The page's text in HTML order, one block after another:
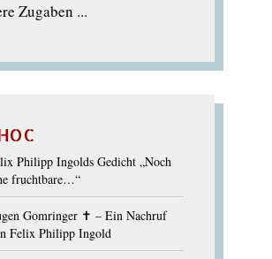
Zugaben ...
Philipp Ingolds Gedicht „Noch
fruchtbare…“
Gomringer ✝︎ – Ein Nachruf
Felix Philipp Ingold